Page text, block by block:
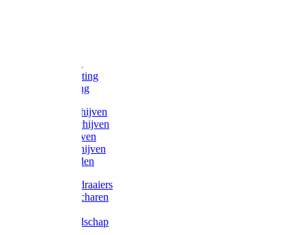
Voetketting
Scheepsketting
Victorketting
Afbraamschijven
Doorslijpschijven
Lamelschijven
Diamantschijven
Laselektroden
Schroevendraaiers
Tangen / Scharen
Meetgereedschap